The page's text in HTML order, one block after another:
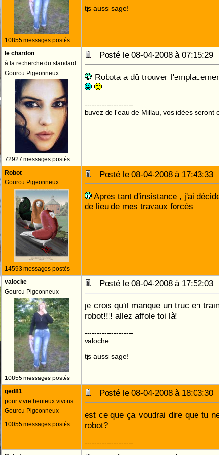
10855 messages postés
tjs aussi sage!
le chardon
à la recherche du standard
Gourou Pigeonneux
72927 messages postés
Posté le 08-04-2008 à
Robota a dû trouver
--------------------
buvez de l'eau de Millau, vos idées seront
Robot
Gourou Pigeonneux
14593 messages postés
Posté le 08-04-2008 à
Aprés tant d'insistance , j'ai
de lieu de mes travaux forcés
valoche
Gourou Pigeonneux
10855 messages postés
Posté le 08-04-2008 à
je crois qu'il manque un truc en
robot!!!! allez affole toi là!
--------------------
valoche
tjs aussi sage!
ged81
pour vivre heureux vivons
Gourou Pigeonneux
10055 messages postés
Posté le 08-04-2008 à
est ce que ça voudrai dire que tu
robot?
--------------------